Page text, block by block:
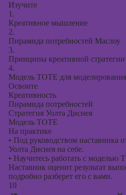
Изучите
1.
Креативное мышление
2.
Пирамида потребностей Маслоу
3.
Принципы креативной
4.
Модель TOTE для
Освоите
Креативность
Пирамида потребностей
Стратегия Уолта Диснея
Модель TOTE
На практике
• Под руководством наставника
Уолта Диснея на себе.
• Научитесь работать с моделью
Наставник оценит результат
подробно разберет его с вами.
10